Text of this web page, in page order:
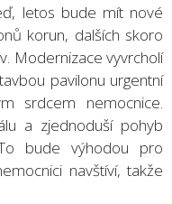
letos bude mít nové
korun, dalších skoro
Modernizace vyvrcholí
pavilonu urgentní
srdcem nemocnice.
a zjednoduší pohyb
bude výhodou pro
navštíví, takže